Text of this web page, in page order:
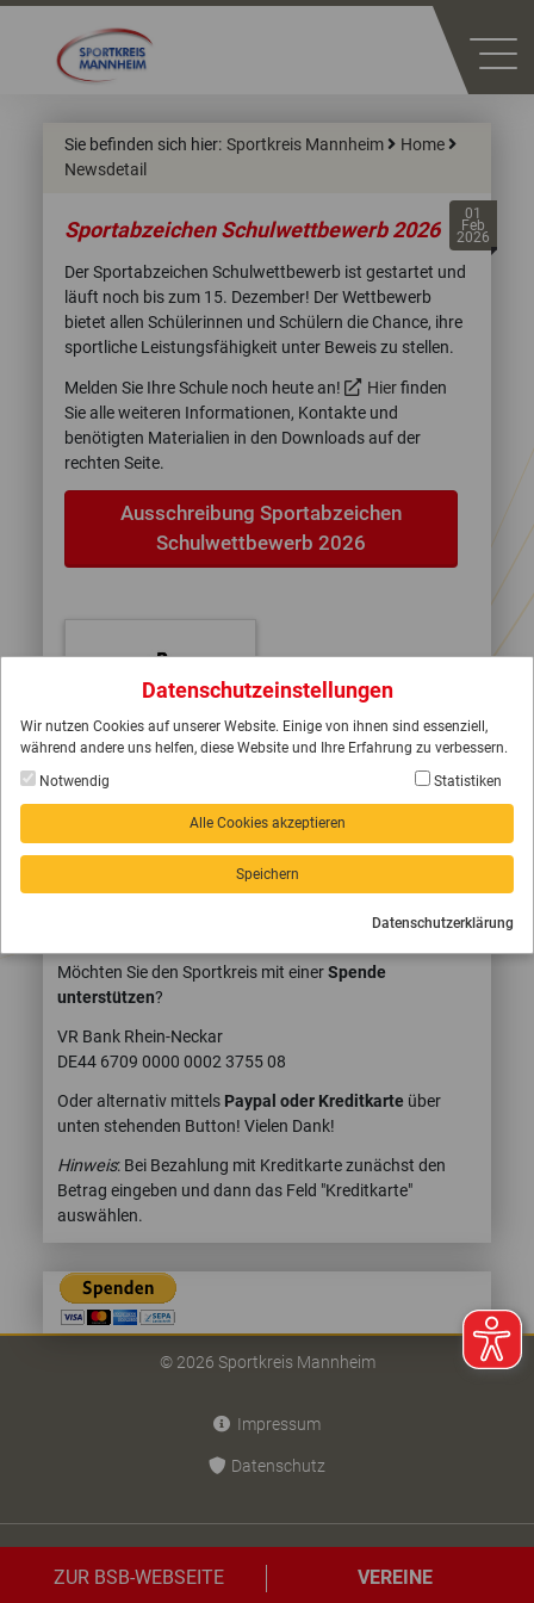
Datenschutzeinstellungen
Wir nutzen Cookies auf unserer Website. Einige von ihnen sind essenziell,
während andere uns helfen, diese Website und Ihre Erfahrung zu verbessern.
Notwendig
Statistiken
Alle Cookies akzeptieren
Speichern
Datenschutzerklärung
Sie befinden sich hier: Sportkreis Mannheim
Home
Newsdetail
01
Feb
2026
Sportabzeichen Schulwettbewerb 2026
Der Sportabzeichen Schulwettbewerb ist gestartet und
läuft noch bis zum 15. Dezember! Der Wettbewerb
bietet allen Schülerinnen und Schülern die Chance, ihre
sportliche Leistungsfähigkeit unter Beweis zu stellen.
Melden Sie Ihre Schule noch heute an!
Hierfinden
Sie alle weiteren Informationen, Kontakte und
benötigten Materialien in den Downloads auf der
rechten Seite.
Ausschreibung Sportabzeichen
Schulwettbewerb 2026
Möchten Sie den Sportkreis mit einerSpende
unterstützen?
VR Bank Rhein-Neckar
DE44 6709 0000 0002 3755 08
Oder alternativ mittels Paypal oder Kreditkarte über
unten stehenden Button! Vielen Dank!
Hinweis: Bei Bezahlung mit Kreditkarte zunächst den
Betrag eingeben und dann das Feld "Kreditkarte"
auswählen.
ZUR BSB-WEBSEITE VEREINE
© 2026 Sportkreis Mannheim
Impressum
Datenschutz